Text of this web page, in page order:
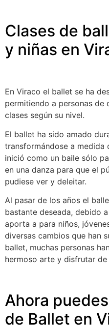
Clases de
y niñas en
En Viraco el ballet se ha
permitiendo a personas de
clases según su nivel.
El ballet ha sido amado
transformándose a medida
inició como un baile sólo
en una danza para que el
pudiese ver y deleitar.
Al pasar de los años el
bastante deseada, debido
aporta a para niños,
diversas cambios que han
ballet, muchas personas
hermoso arte y disfrutar
Ahora
de Ballet en